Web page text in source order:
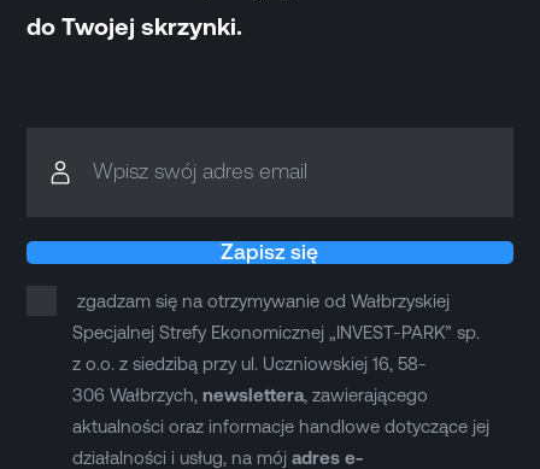
do Twojej skrzynki.
Wpisz swój adres email
Zapisz się
zgadzam się na otrzymywanie od Wałbrzyskiej
Specjalnej Strefy Ekonomicznej „INVEST-PARK” sp.
z o.o. z siedzibą przy ul. Uczniowskiej 16, 58-
306 Wałbrzych, newslettera, zawierającego
aktualności oraz informacje handlowe dotyczące jej
działalności i usług, na mój adres e-